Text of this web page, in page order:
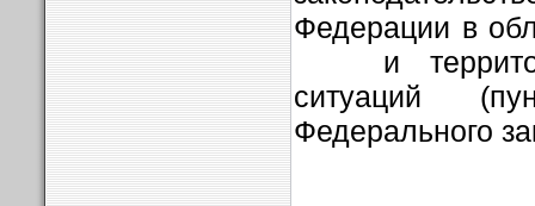
Федерации в
и
ситуаций
Федерального